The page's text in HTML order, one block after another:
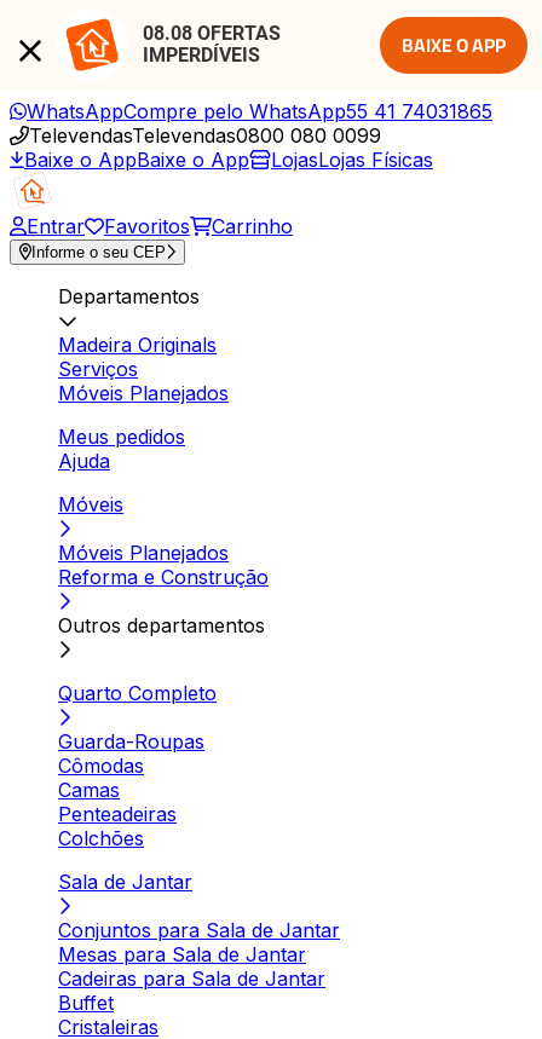
08.08 OFERTAS
IMPERDÍVEIS
BAIXE O APP
WhatsAppCompre pelo WhatsApp55 41 74031865
TelevendasTelevendas0800 080 0099
Baixe o AppBaixe o App LojasLojas Físicas
Entrar Favoritos Carrinho
Informe o seu CEP
Departamentos
Madeira Originals
Serviços
Móveis Planejados
Meus pedidos
Ajuda
Móveis
Móveis Planejados
Reforma e Construção
Outros departamentos
Quarto Completo
Guarda-Roupas
Cômodas
Camas
Penteadeiras
Colchões
Sala de Jantar
Conjuntos para Sala de Jantar
Mesas para Sala de Jantar
Cadeiras para Sala de Jantar
Buffet
Cristaleiras